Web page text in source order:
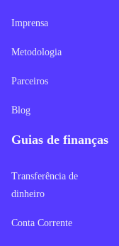
Imprensa
Metodologia
Parceiros
Blog
Guias de finanças
Transferência de
dinheiro
Conta Corrente